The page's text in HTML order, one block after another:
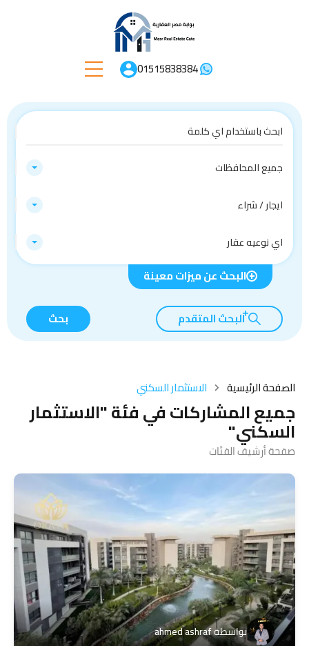
01515838384
جميع المحافظات
ايجار / شراء
اي نوعيه عقار
البحث عن ميزات معينة
البحث المتقدم بحث
الصفحة الرئيسية الاستثمار السكني
جميع المشاركات في فئة "الاستثمار
السكني"
صفحة أرشيف الفئات
بواسطةahmed ashraf